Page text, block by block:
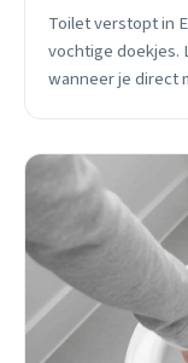
Toilet verstopt in
vochtige doekjes.
wanneer je direct